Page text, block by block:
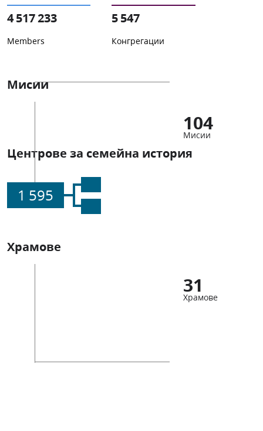
4 517 233
Members
5 547
Конгрегации
Мисии
104
Мисии
Центрове за семейна история
1 595
Храмове
31
Храмове